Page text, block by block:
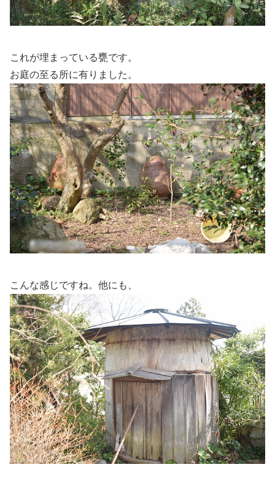
これが埋まっている甕です。
お庭の至る所に有りました。
こんな感じですね。他にも、